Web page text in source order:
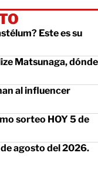
Este es su
Matsunaga, dónde
al influencer
sorteo HOY 5 de
agosto del 2026.